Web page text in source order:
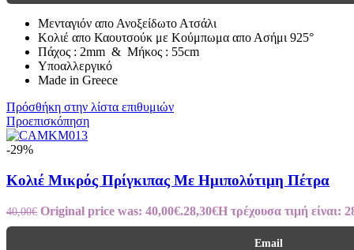
Μενταγιόν απο Ανοξείδωτο Ατσάλι
Κολιέ απο Καουτσούκ με Κούμπωμα απο Ασήμι 925°
Πάχος : 2mm & Μήκος : 55cm
Υποαλλεργικό
Made in Greece
Πρόσθήκη στην λίστα επιθυμιών
Προεπισκόπηση
-29%
Κολιέ Μικρός Πρίγκιπας Με Ημιπολύτιμη Πέτρα
40,00€ Original price was: 40,00€.28,30€Η τρέχουσα τιμή είναι:
Email